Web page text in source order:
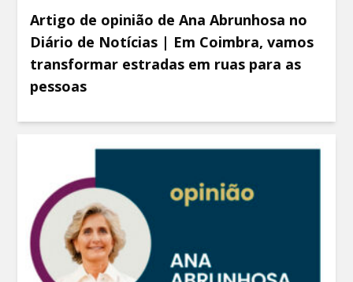
Artigo de opinião de Ana Abrunhosa no
Diário de Notícias | Em Coimbra, vamos
transformar estradas em ruas para as
pessoas